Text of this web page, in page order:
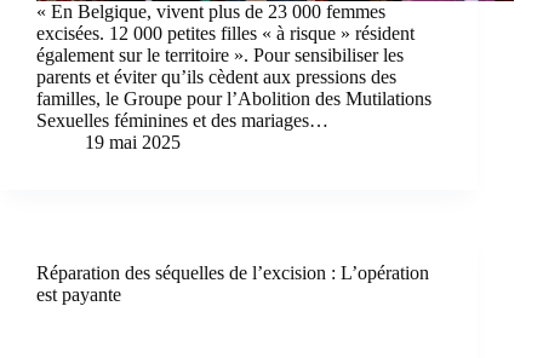
« En Belgique, vivent plus de 23 000 femmes
excisées. 12 000 petites filles « à risque » résident
également sur le territoire ». Pour sensibiliser les
parents et éviter qu’ils cèdent aux pressions des
familles, le Groupe pour l’Abolition des Mutilations
Sexuelles féminines et des mariages…
19 mai 2025
Réparation des séquelles de l’excision : L’opération
est payante